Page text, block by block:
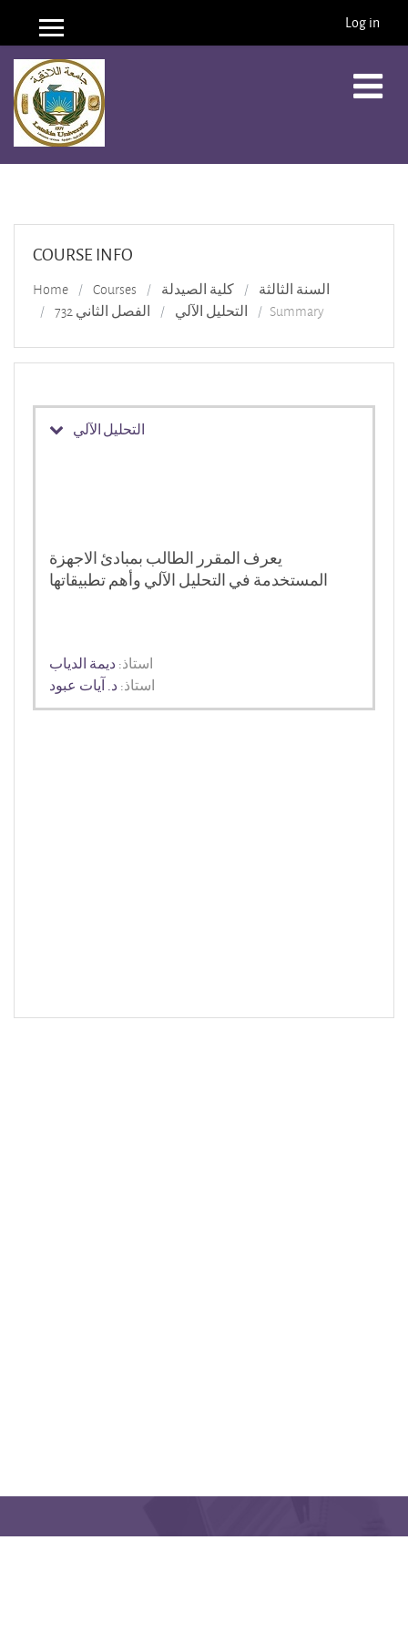
Skip to main content
Side panel Log in
COURSE INFO
Home Courses كلية الصيدلة
السنة الثالثة
الفصل الثاني 732
التحليل الآلي Summary
التحليل الآلي
يعرف المقرر الطالب بمبادئ الاجهزة
المستخدمة في التحليل الآلي وأهم تطبيقاتها
استاذ: ديمة الدياب
استاذ: د. آيات عبود